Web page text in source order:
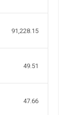
91,228.15
49.51
47.66